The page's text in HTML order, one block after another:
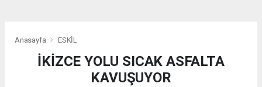
Anasayfa ESKİL
İKİZCE YOLU SICAK ASFALTA
KAVUŞUYOR